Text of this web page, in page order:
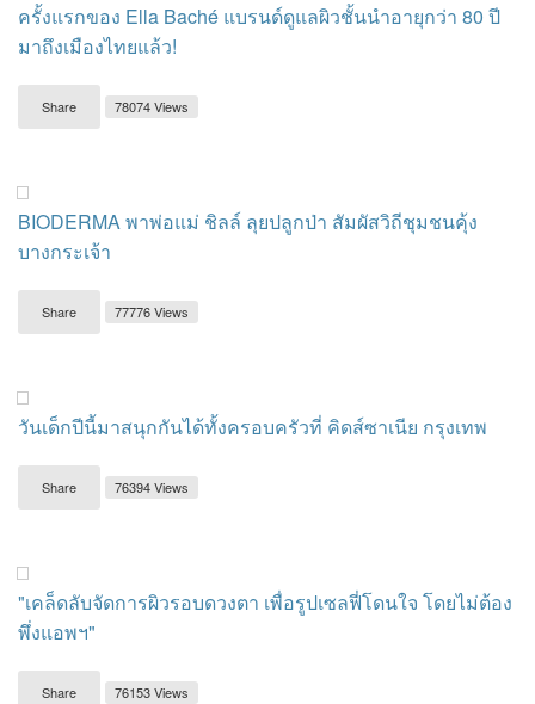
ครั้งแรกของ Ella Baché แบรนด์ดูแลผิวชั้นนำอายุกว่า 80 ปี
มาถึงเมืองไทยแล้ว!
Share 78074 Views
BIODERMA พาพ่อแม่ ชิลล์ ลุยปลูกป่า สัมผัสวิถีชุมชนคุ้ง
บางกระเจ้า
Share 77776 Views
วันเด็กปีนี้มาสนุกกันได้ทั้งครอบครัวที่ คิดส์ซาเนีย กรุงเทพ
Share 76394 Views
"เคล็ดลับจัดการผิวรอบดวงตา เพื่อรูปเซลฟี่โดนใจ โดยไม่ต้อง
พึ่งแอพฯ"
Share 76153 Views